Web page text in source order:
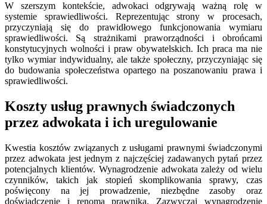
W szerszym kontekście, adwokaci odgrywają ważną rolę w
systemie sprawiedliwości. Reprezentując strony w procesach,
przyczyniają się do prawidłowego funkcjonowania wymiaru
sprawiedliwości. Są strażnikami praworządności i obrońcami
konstytucyjnych wolności i praw obywatelskich. Ich praca ma nie
tylko wymiar indywidualny, ale także społeczny, przyczyniając się
do budowania społeczeństwa opartego na poszanowaniu prawa i
sprawiedliwości.
Koszty usług prawnych świadczonych
przez adwokata i ich uregulowanie
Kwestia kosztów związanych z usługami prawnymi świadczonymi
przez adwokata jest jednym z najczęściej zadawanych pytań przez
potencjalnych klientów. Wynagrodzenie adwokata zależy od wielu
czynników, takich jak stopień skomplikowania sprawy, czas
poświęcony na jej prowadzenie, niezbędne zasoby oraz
doświadczenie i renoma prawnika. Zazwyczaj wynagrodzenie